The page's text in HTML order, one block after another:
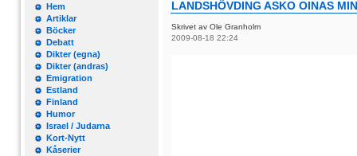
Hem
Artiklar
Böcker
Debatt
Dikter (egna)
Dikter (andras)
Emigration
Estland
Finland
Humor
Israel / Judarna
Kort-Nytt
Kåserier
LANDSHÖVDING ASKO OINAS
Skrivet av Ole Granholm
2009-08-18 22:24